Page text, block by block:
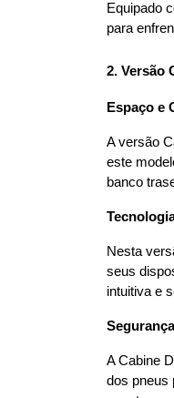
Equipado
para
2. Versão
Espaço e
A versão
este
banco
Nesta
seus
intuitiva e
A Cabine
dos pneus